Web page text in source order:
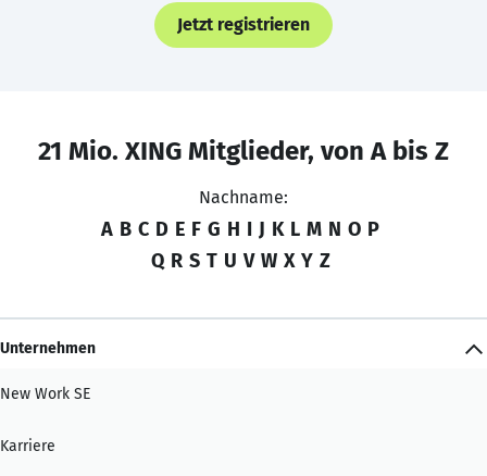
Jetzt registrieren
21 Mio. XING Mitglieder, von A bis Z
Nachname:
A B C D E F G H I J K L M N O P
Q R S T U V W X Y Z
Unternehmen
New Work SE
Karriere